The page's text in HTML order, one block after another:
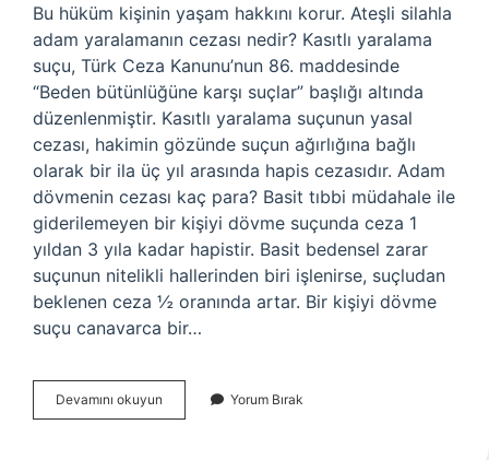
Bu hüküm kişinin yaşam hakkını korur. Ateşli silahla
adam yaralamanın cezası nedir? Kasıtlı yaralama
suçu, Türk Ceza Kanunu’nun 86. maddesinde
“Beden bütünlüğüne karşı suçlar” başlığı altında
düzenlenmiştir. Kasıtlı yaralama suçunun yasal
cezası, hakimin gözünde suçun ağırlığına bağlı
olarak bir ila üç yıl arasında hapis cezasıdır. Adam
dövmenin cezası kaç para? Basit tıbbi müdahale ile
giderilemeyen bir kişiyi dövme suçunda ceza 1
yıldan 3 yıla kadar hapistir. Basit bedensel zarar
suçunun nitelikli hallerinden biri işlenirse, suçludan
beklenen ceza ½ oranında artar. Bir kişiyi dövme
suçu canavarca bir…
Devamını okuyun
Adam
Yorum Bırak